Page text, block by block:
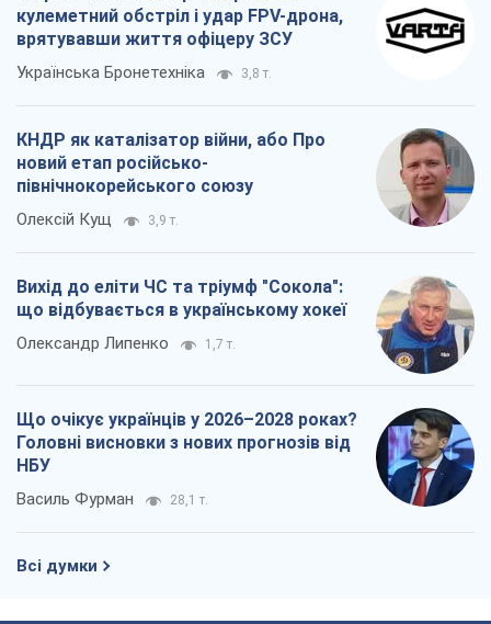
кулеметний обстріл і удар FPV-дрона,
врятувавши життя офіцеру ЗСУ
Українська Бронетехніка 3,8 т.
КНДР як каталізатор війни, або Про
новий етап російсько-
північнокорейського союзу
Олексій Кущ 3,9 т.
Вихід до еліти ЧС та тріумф "Сокола":
що відбувається в українському хокеї
Олександр Липенко 1,7 т.
Що очікує українців у 2026–2028 роках?
Головні висновки з нових прогнозів від
НБУ
Василь Фурман 28,1 т.
Всі думки